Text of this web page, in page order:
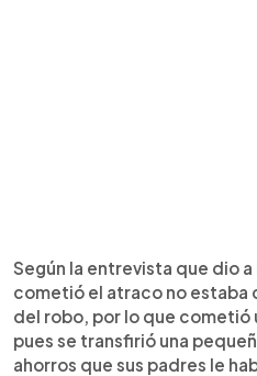
Según la entrevista que dio
cometió el atraco no estaba
del robo, por lo que
pues se transfirió una
ahorros que sus padres le